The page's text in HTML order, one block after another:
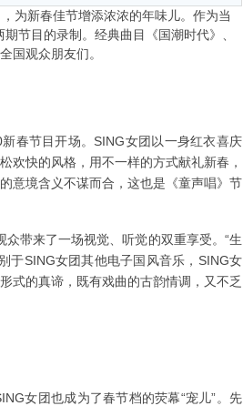
新春佳节增添浓浓的年味儿。作为当
节目的录制。经典曲目《国潮时代》、
国观众朋友们。
春节目开场。SING女团以一身红衣喜庆
欢快的风格，用不一样的方式献礼新春，
意境含义不谋而合，这也是《童声唱》节
带来了一场视觉、听觉的双重享受。“生
于SING女团其他电子国风音乐，SING女
式的真谛，既有戏曲的古韵情调，又不乏
女团也成为了春节档的荧幕“宠儿”。先